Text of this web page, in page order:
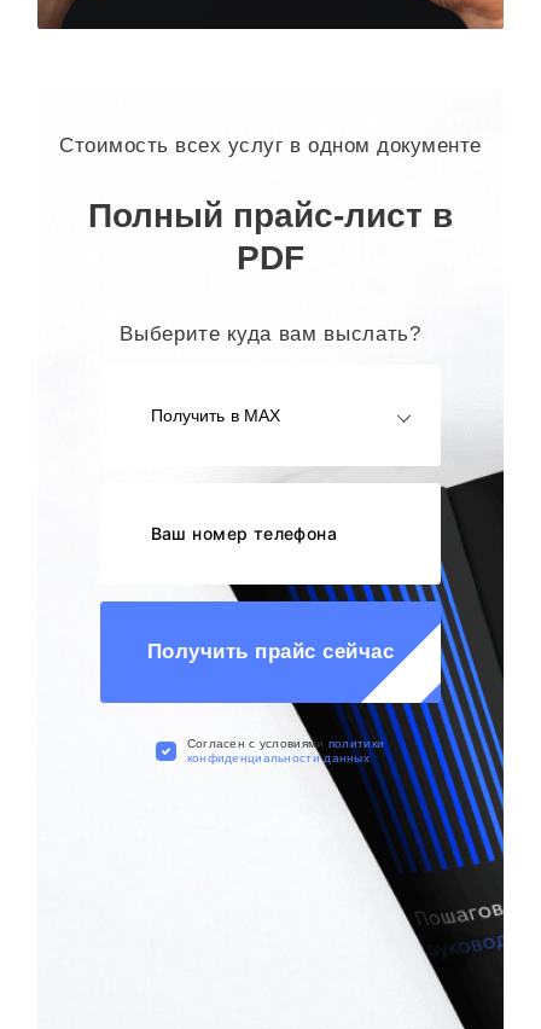
Стоимость всех услуг в одном документе
Полный прайс-лист в
PDF
Выберите куда вам выслать?
Получить в MAX
Получить прайс сейчас
Cогласен с условиями политики
конфиденциальности данных